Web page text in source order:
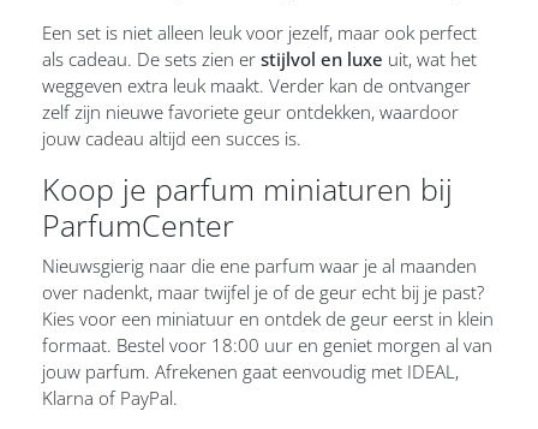
Een set is niet alleen leuk voor jezelf, maar ook perfect
als cadeau. De sets zien er stijlvol en luxe uit, wat het
weggeven extra leuk maakt. Verder kan de ontvanger
zelf zijn nieuwe favoriete geur ontdekken, waardoor
jouw cadeau altijd een succes is.
Koop je parfum miniaturen bij
ParfumCenter
Nieuwsgierig naar die ene parfum waar je al maanden
over nadenkt, maar twijfel je of de geur echt bij je past?
Kies voor een miniatuur en ontdek de geur eerst in klein
formaat. Bestel voor 18:00 uur en geniet morgen al van
jouw parfum. Afrekenen gaat eenvoudig met IDEAL,
Klarna of PayPal.